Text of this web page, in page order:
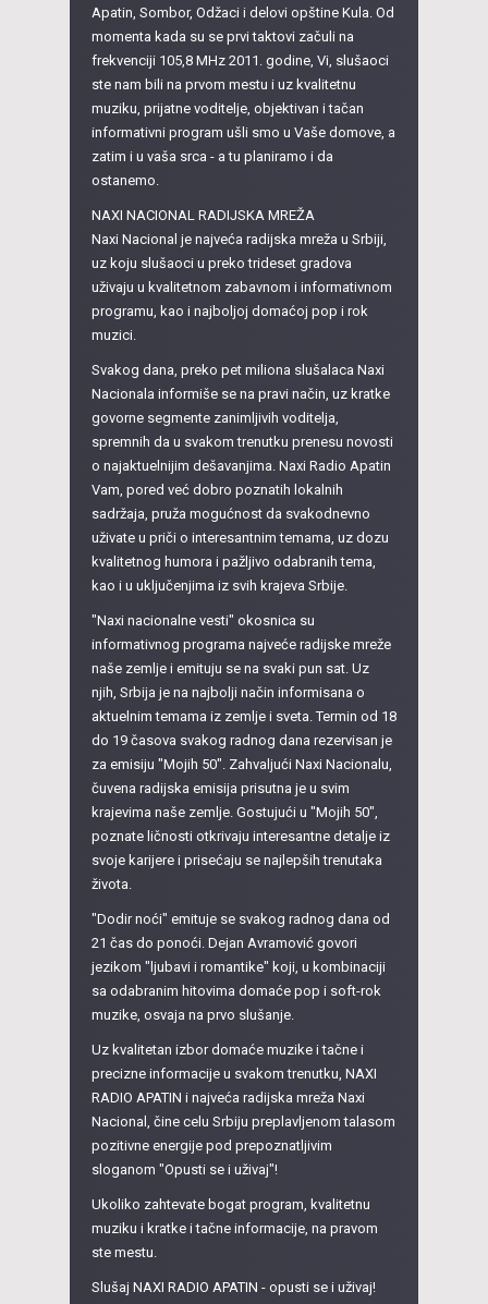
Apatin, Sombor, Odžaci i delovi opštine Kula. Od
momenta kada su se prvi taktovi začuli na
frekvenciji 105,8 MHz 2011. godine, Vi, slušaoci
ste nam bili na prvom mestu i uz kvalitetnu
muziku, prijatne voditelje, objektivan i tačan
informativni program ušli smo u Vaše domove, a
zatim i u vaša srca - a tu planiramo i da
ostanemo.
NAXI NACIONAL RADIJSKA MREŽA
Naxi Nacional je najveća radijska mreža u Srbiji,
uz koju slušaoci u preko trideset gradova
uživaju u kvalitetnom zabavnom i informativnom
programu, kao i najboljoj domaćoj pop i rok
muzici.
Svakog dana, preko pet miliona slušalaca Naxi
Nacionala informiše se na pravi način, uz kratke
govorne segmente zanimljivih voditelja,
spremnih da u svakom trenutku prenesu novosti
o najaktuelnijim dešavanjima. Naxi Radio Apatin
Vam, pored već dobro poznatih lokalnih
sadržaja, pruža mogućnost da svakodnevno
uživate u priči o interesantnim temama, uz dozu
kvalitetnog humora i pažljivo odabranih tema,
kao i u uključenjima iz svih krajeva Srbije.
"Naxi nacionalne vesti" okosnica su
informativnog programa najveće radijske mreže
naše zemlje i emituju se na svaki pun sat. Uz
njih, Srbija je na najbolji način informisana o
aktuelnim temama iz zemlje i sveta. Termin od 18
do 19 časova svakog radnog dana rezervisan je
za emisiju "Mojih 50". Zahvaljući Naxi Nacionalu,
čuvena radijska emisija prisutna je u svim
krajevima naše zemlje. Gostujući u "Mojih 50",
poznate ličnosti otkrivaju interesantne detalje iz
svoje karijere i prisećaju se najlepših trenutaka
života.
"Dodir noći" emituje se svakog radnog dana od
21 čas do ponoći. Dejan Avramović govori
jezikom "ljubavi i romantike" koji, u kombinaciji
sa odabranim hitovima domaće pop i soft-rok
muzike, osvaja na prvo slušanje.
Uz kvalitetan izbor domaće muzike i tačne i
precizne informacije u svakom trenutku, NAXI
RADIO APATIN i najveća radijska mreža Naxi
Nacional, čine celu Srbiju preplavljenom talasom
pozitivne energije pod prepoznatljivim
sloganom "Opusti se i uživaj"!
Ukoliko zahtevate bogat program, kvalitetnu
muziku i kratke i tačne informacije, na pravom
ste mestu.
Slušaj NAXI RADIO APATIN - opusti se i uživaj!